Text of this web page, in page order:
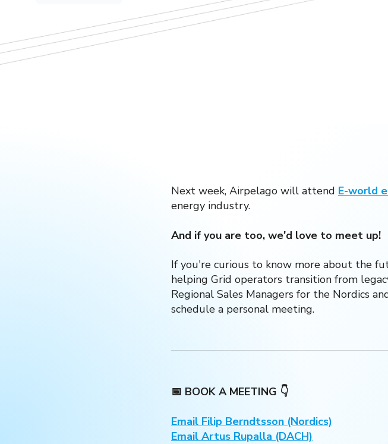
Next week, Airpelago will attend E-world
energy industry.
And if you are too, we'd love to meet up!
If you're curious to know more about the
helping Grid operators transition from
Regional Sales Managers for the Nordics
schedule a personal meeting.
📅 BOOK A MEETING 👇
Email Filip Berndtsson (Nordics)
Email Artus Rupalla (DACH)